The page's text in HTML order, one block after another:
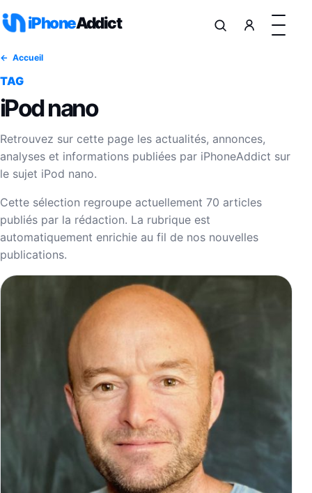
iPhoneAddict
Accueil
TAG
iPod nano
Retrouvez sur cette page les actualités, annonces,
analyses et informations publiées par iPhoneAddict sur
le sujet iPod nano.
Cette sélection regroupe actuellement 70 articles
publiés par la rédaction. La rubrique est
automatiquement enrichie au fil de nos nouvelles
publications.